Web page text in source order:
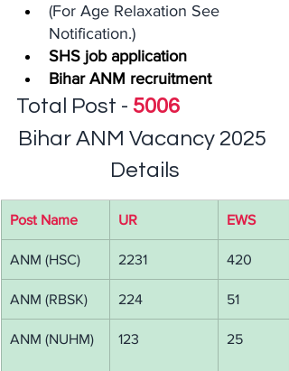
(For Age Relaxation See
Notification.)
SHS job application
Bihar ANM recruitment
Total Post - 5006
Bihar ANM Vacancy 2025
Details
Post Name UR EWS
ANM (HSC) 2231 420
ANM (RBSK) 224 51
ANM (NUHM) 123 25